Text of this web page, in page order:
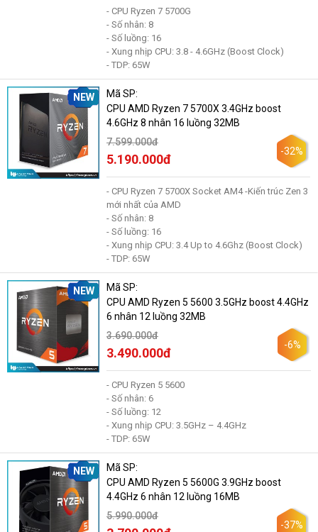
- CPU Ryzen 7 5700G
- Số nhân: 8
- Số luồng: 16
- Xung nhịp CPU: 3.8 - 4.6GHz (Boost Clock)
- TDP: 65W
NEW
Mã SP:
CPU AMD Ryzen 7 5700X 3.4GHz boost
4.6GHz 8 nhân 16 luồng 32MB
7.599.000đ
5.190.000đ
-32%
- CPU Ryzen 7 5700X Socket AM4 -Kiến trúc Zen 3
mới nhất của AMD
- Số nhân: 8
- Số luồng: 16
- Xung nhịp CPU: 3.4 Up to 4.6Ghz (Boost Clock)
- TDP: 65W
NEW
Mã SP:
CPU AMD Ryzen 5 5600 3.5GHz boost 4.4GHz
6 nhân 12 luồng 32MB
3.690.000đ
3.490.000đ
-6%
- CPU Ryzen 5 5600
- Số nhân: 6
- Số luồng: 12
- Xung nhịp CPU: 3.5GHz – 4.4GHz
- TDP: 65W
NEW
Mã SP:
CPU AMD Ryzen 5 5600G 3.9GHz boost
4.4GHz 6 nhân 12 luồng 16MB
5.990.000đ
-37%